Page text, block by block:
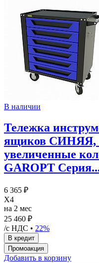
В наличии
Тележка
ящиков СИНЯЯ,
увеличенные
GAROPT
6 365 ₽
X4
на 2 мес
25 460 ₽
/с НДС • 22%
Добавить в корзину